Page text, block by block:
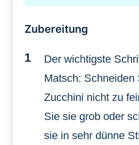
Zubereitung
Der wichtigste
Matsch: Schneiden
Zucchini nicht zu
Sie sie grob oder
sie in sehr dünne